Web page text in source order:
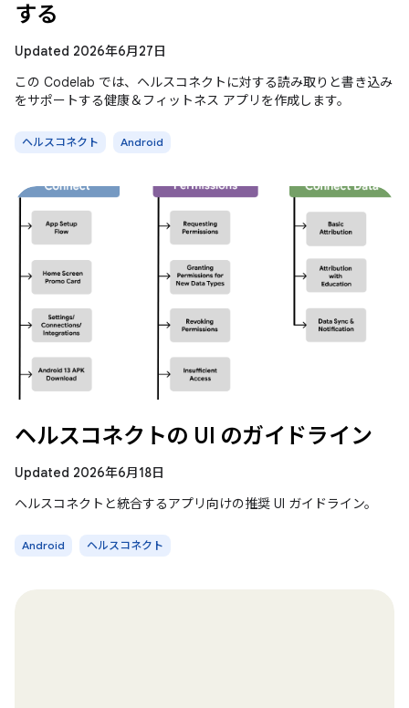
する
Updated 2026年6月27日
この Codelab では、ヘルスコネクトに対する読み取りと書き込み
をサポートする健康＆フィットネス アプリを作成します。
ヘルスコネクト Android
ヘルスコネクトの UI のガイドライン
Updated 2026年6月18日
ヘルスコネクトと統合するアプリ向けの推奨 UI ガイドライン。
Android ヘルスコネクト